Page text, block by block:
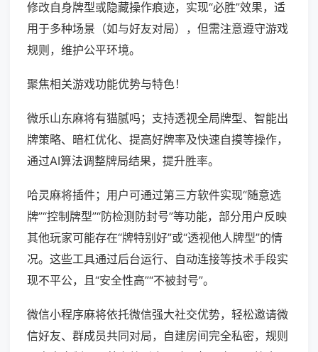
修改自身牌型或隐藏操作痕迹，实现“必胜”效果，适
用于多种场景（如与好友对局），但需注意遵守游戏
规则，维护公平环境。
聚焦相关游戏功能优势与特色！
微乐山东麻将有猫腻吗；支持透视全局牌型、智能出
牌策略、暗杠优化、提高好牌率及快速自摸等操作，
通过AI算法调整牌局结果，提升胜率。
哈灵麻将插件；用户可通过第三方软件实现“随意选
牌”“控制牌型”“防检测防封号”等功能，部分用户反映
其他玩家可能存在“牌特别好”或“透视他人牌型”的情
况。这些工具通过后台运行、自动连接等技术手段实
现不平公，且“安全性高”“不被封号”。
微信小程序麻将依托微信强大社交优势，轻松邀请微
信好友、群成员共同对局，自建房间完全私密，规则